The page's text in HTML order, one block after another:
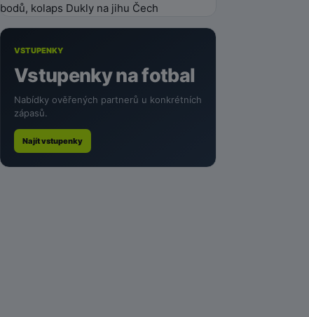
bodů, kolaps Dukly na jihu Čech
VSTUPENKY
Vstupenky na fotbal
Nabídky ověřených partnerů u konkrétních
zápasů.
Najít vstupenky